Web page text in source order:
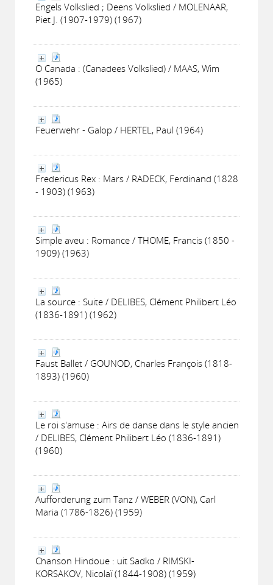
Engels Volkslied ; Deens Volkslied / MOLENAAR,
Piet J. (1907-1979) (1967)
O Canada : (Canadees Volkslied) / MAAS, Wim
(1965)
Feuerwehr - Galop / HERTEL, Paul (1964)
Fredericus Rex : Mars / RADECK, Ferdinand (1828
- 1903) (1963)
Simple aveu : Romance / THOME, Francis (1850 -
1909) (1963)
La source : Suite / DELIBES, Clément Philibert Léo
(1836-1891) (1962)
Faust Ballet / GOUNOD, Charles François (1818-
1893) (1960)
Le roi s'amuse : Airs de danse dans le style ancien
/ DELIBES, Clément Philibert Léo (1836-1891)
(1960)
Aufforderung zum Tanz / WEBER (VON), Carl
Maria (1786-1826) (1959)
Chanson Hindoue : uit Sadko / RIMSKI-
KORSAKOV, Nicolaï (1844-1908) (1959)